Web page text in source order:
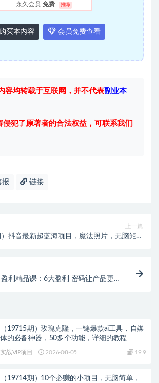
永久会员 免费 推荐
购买本内容 会员免费查看
容均转载于互联网，并不代表副业本
侵犯了原著者的合法权益，可联系我们
链接
上一篇
）抖音最新超蓝海项目，魔法照片，无脑矩阵
盈利精品课：6大盈利 密码让产品更
（19715期）玫瑰克隆，一键爆款ai工具，自媒
体的必备神器，50多个功能，详细的教程
实战VIP项目 2026-08-05 19.9
（19714期）10个必赚的小项目，无脑简单，